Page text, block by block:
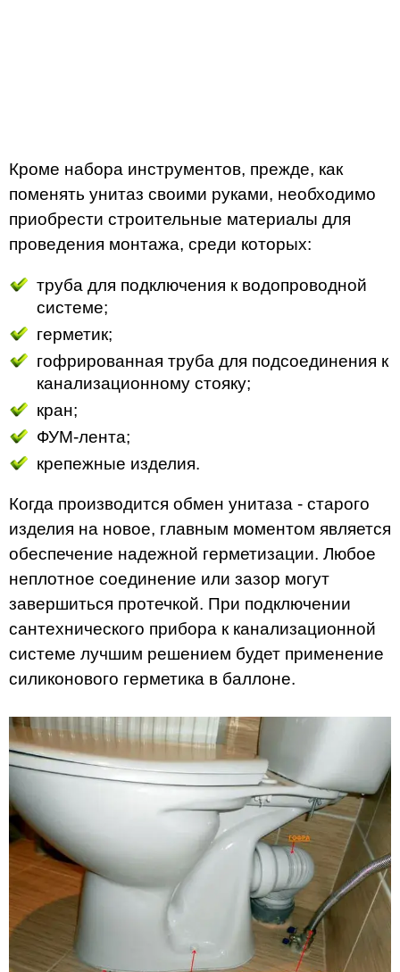
Кроме набора инструментов, прежде, как
поменять унитаз своими руками, необходимо
приобрести строительные материалы для
проведения монтажа, среди которых:
труба для подключения к водопроводной
системе;
герметик;
гофрированная труба для подсоединения к
канализационному стояку;
кран;
ФУМ-лента;
крепежные изделия.
Когда производится обмен унитаза - старого
изделия на новое, главным моментом является
обеспечение надежной герметизации. Любое
неплотное соединение или зазор могут
завершиться протечкой. При подключении
сантехнического прибора к канализационной
системе лучшим решением будет применение
силиконового герметика в баллоне.